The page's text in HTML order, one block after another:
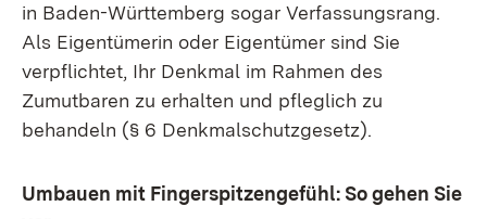
in Baden-Württemberg sogar Verfassungsrang.
Als Eigentümerin oder Eigentümer sind Sie
verpflichtet, Ihr Denkmal im Rahmen des
Zumutbaren zu erhalten und pfleglich zu
behandeln (§ 6 Denkmalschutzgesetz).
Umbauen mit Fingerspitzengefühl: So gehen Sie